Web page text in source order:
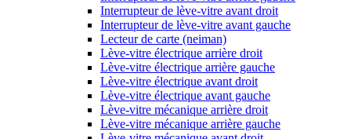
Interrupteur de lève-vitre avant droit
Interrupteur de lève-vitre avant gauche
Lecteur de carte (neiman)
Lève-vitre électrique arrière droit
Lève-vitre électrique arrière gauche
Lève-vitre électrique avant droit
Lève-vitre électrique avant gauche
Lève-vitre mécanique arrière droit
Lève-vitre mécanique arrière gauche